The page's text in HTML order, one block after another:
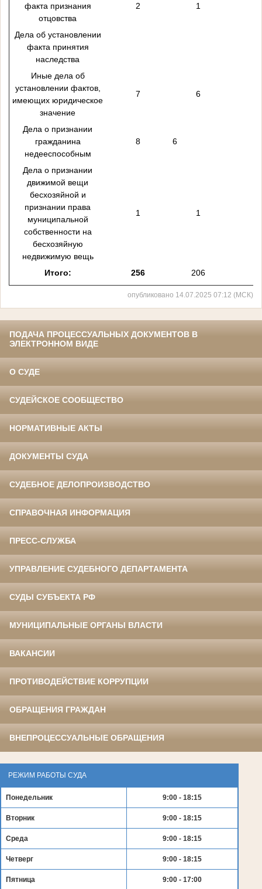
факта признания
отцовства
2 1
Дела об установлении
факта принятия
наследства
Иные дела об
установлении фактов,
имеющих юридическое
значение
7 6
Дела о признании
гражданина
недееспособным
8 6
Дела о признании
движимой вещи
бесхозяйной и
признании права
муниципальной
собственности на
бесхозяйную
недвижимую вещь
1 1
Итого: 256 206
опубликовано 14.07.2025 07:12 (МСК)
ПОДАЧА ПРОЦЕССУАЛЬНЫХ ДОКУМЕНТОВ В
ЭЛЕКТРОННОМ ВИДЕ
О СУДЕ
СУДЕЙСКОЕ СООБЩЕСТВО
НОРМАТИВНЫЕ АКТЫ
ДОКУМЕНТЫ СУДА
СУДЕБНОЕ ДЕЛОПРОИЗВОДСТВО
СПРАВОЧНАЯ ИНФОРМАЦИЯ
ПРЕСС-СЛУЖБА
УПРАВЛЕНИЕ СУДЕБНОГО ДЕПАРТАМЕНТА
СУДЫ СУБЪЕКТА РФ
МУНИЦИПАЛЬНЫЕ ОРГАНЫ ВЛАСТИ
ВАКАНСИИ
ПРОТИВОДЕЙСТВИЕ КОРРУПЦИИ
ОБРАЩЕНИЯ ГРАЖДАН
ВНЕПРОЦЕССУАЛЬНЫЕ ОБРАЩЕНИЯ
РЕЖИМ РАБОТЫ СУДА
Понедельник 9:00 - 18:15
Вторник 9:00 - 18:15
Среда 9:00 - 18:15
Четверг 9:00 - 18:15
Пятница 9:00 - 17:00